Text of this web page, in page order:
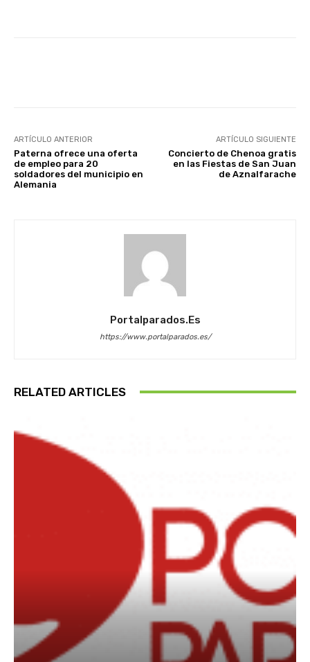
ARTÍCULO ANTERIOR
Paterna ofrece una oferta
de empleo para 20
soldadores del municipio en
Alemania
ARTÍCULO SIGUIENTE
Concierto de Chenoa gratis
en las Fiestas de San Juan
de Aznalfarache
Portalparados.es
https://www.portalparados.es/
RELATED ARTICLES